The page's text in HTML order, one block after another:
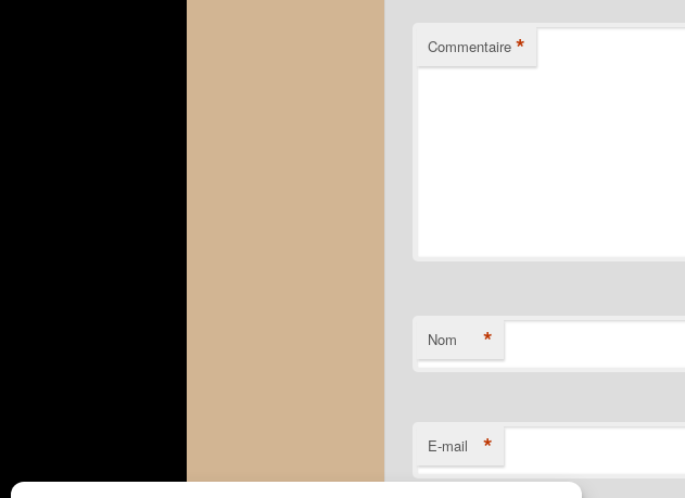
Commentaire *
Nom *
E-mail *